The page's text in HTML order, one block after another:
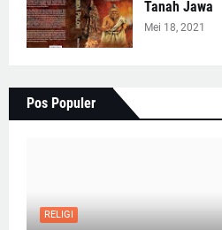
Tanah Jawa
Mei 18, 2021
Pos Populer
RELIGI